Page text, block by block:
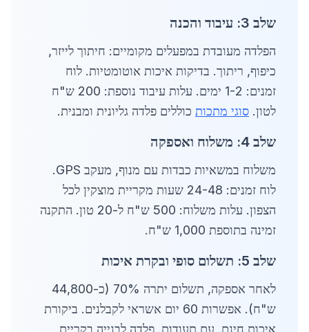
שלב 3: עיבוד והכנה
הפלדה מעובדת במפעלים מקומיים: חיתוך לייזר,
כיפוף, ריתוך. בדיקות איכות אוטומטיות. לוח
זמנים: 1-2 ימים. עלות עיבוד נוספת: 200 ש"ח
לטון. סוגי מתכות כוללים פלדה גליונית ומבנית.
שלב 4: משלוח ואספקה
משלוח במשאיות כבדות עם מנוף, מעקב GPS.
לוח זמנים: 24-48 שעות מקריית מוצקין לכל
הצפון. עלות משלוח: 500 ש"ח ל-20 טון. התקנה
זמינה בתוספת 1,000 ש"ח.
שלב 5: תשלום סופי ובקרת איכות
לאחר אספקה, תשלום יתרה 70% (כ-44,800
ש"ח). אפשרות 60 יום אשראי לקבלנים. ביקורת
איכות חינם, עם תעודות. פלדה לבנייה בקריית